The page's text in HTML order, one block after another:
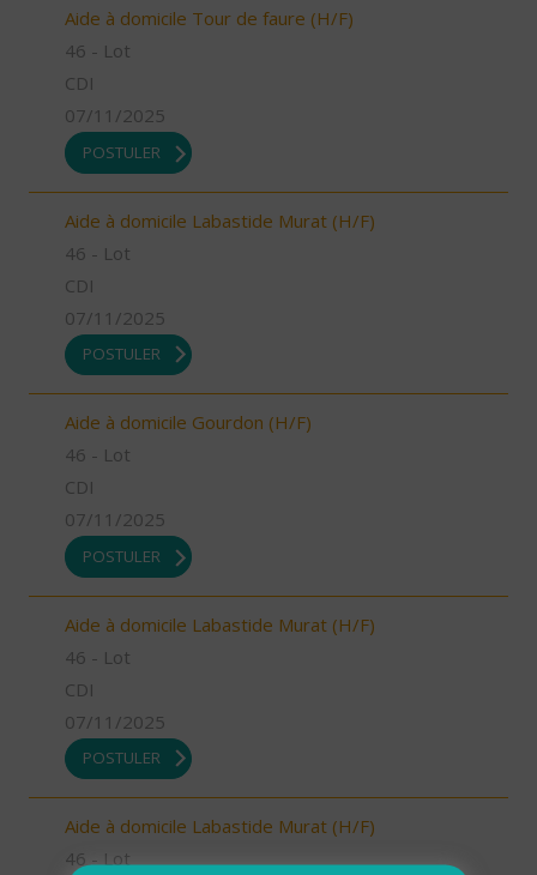
Aide à domicile Tour de faure (H/F)
46 - Lot
CDI
07/11/2025
POSTULER
Aide à domicile Labastide Murat (H/F)
46 - Lot
CDI
07/11/2025
POSTULER
Aide à domicile Gourdon (H/F)
46 - Lot
CDI
07/11/2025
POSTULER
Aide à domicile Labastide Murat (H/F)
46 - Lot
CDI
07/11/2025
POSTULER
Aide à domicile Labastide Murat (H/F)
46 - Lot